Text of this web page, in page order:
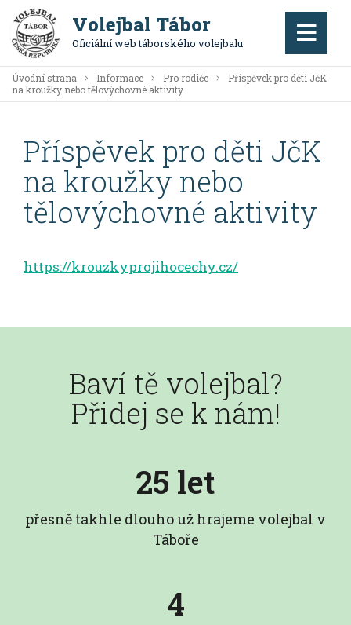
Volejbal Tábor
Oficiální web táborského volejbalu
Úvodní strana Informace Pro rodiče
Příspěvek pro děti JčK
na kroužky nebo tělovýchovné aktivity
Příspěvek pro děti JčK
na kroužky nebo
tělovýchovné aktivity
https://krouzkyprojihocechy.cz/
Baví tě volejbal?
Přidej se k nám!
25 let
přesně takhle dlouho už hrajeme volejbal v
Táboře
4